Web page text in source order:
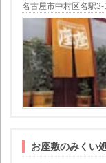
名古屋市中村区名駅
お座敷のみくい